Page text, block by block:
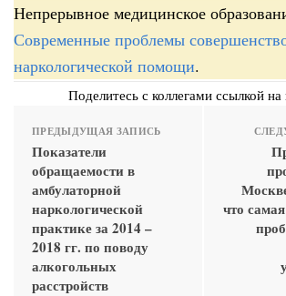
Непрерывное медицинское
Современные проблемы
наркологической помощи.
Поделитесь с коллегами ссылкой
ПРЕДЫДУЩАЯ ЗАПИСЬ
Показатели
обращаемости в
амбулаторной
наркологической
практике за 2014 –
2018 гг. по поводу
алкогольных
расстройств
что